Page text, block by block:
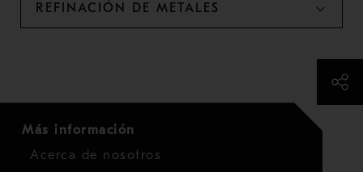
REFINACIÓN DE METALES
Más información
Acerca de nosotros